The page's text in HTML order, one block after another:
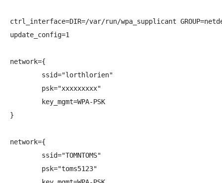
ctrl_interface=DIR=/var/run/wpa_supplicant
update_config=1
network={
}
network={